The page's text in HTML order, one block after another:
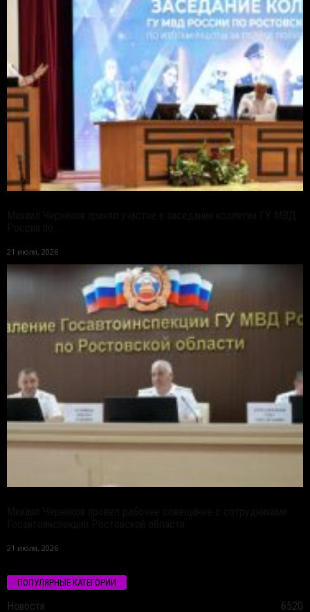
21 июля, 2026
21 июля, 2026
ПОПУЛЯРНЫЕ КАТЕГОРИИ
Новости 6520